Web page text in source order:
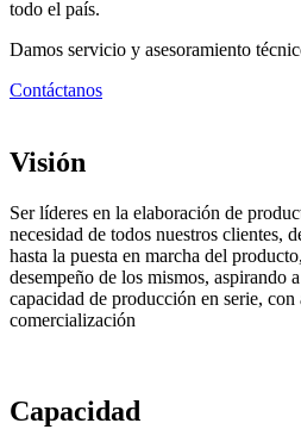
todo el país.
Damos servicio y asesoramiento
Contáctanos
Visión
Ser líderes en la elaboración de
necesidad de todos nuestros clientes,
hasta la puesta en marcha del
desempeño de los mismos, aspirando
capacidad de producción en serie,
comercialización
Capacidad